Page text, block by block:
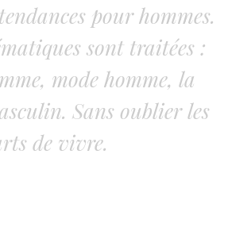
pour hommes.
sont traitées :
mode homme, la
Sans oublier les
de vivre.